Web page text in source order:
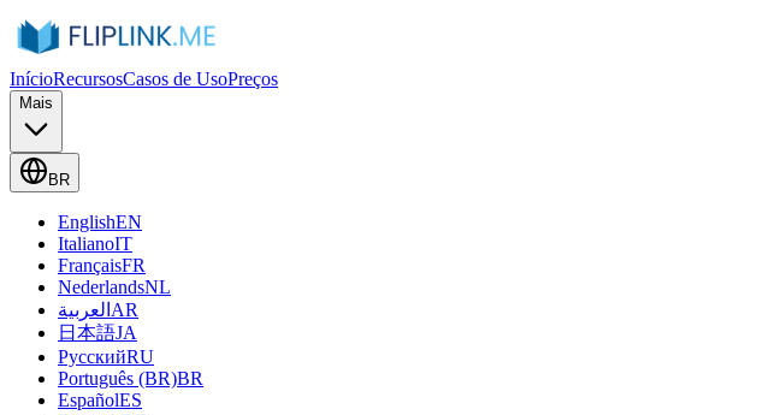
InícioRecursosCasos de UsoPreços
Mais
BR
EnglishEN
ItalianoIT
FrançaisFR
NederlandsNL
العربية AR
日本語JA
РусскийRU
Português (BR)BR
EspañolES